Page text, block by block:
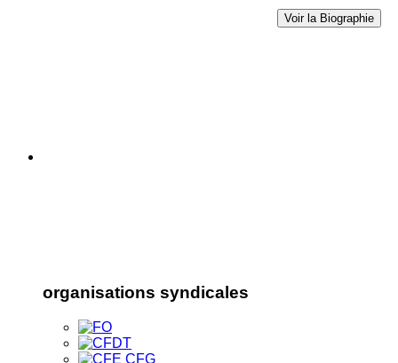
Voir la Biographie
organisations syndicales